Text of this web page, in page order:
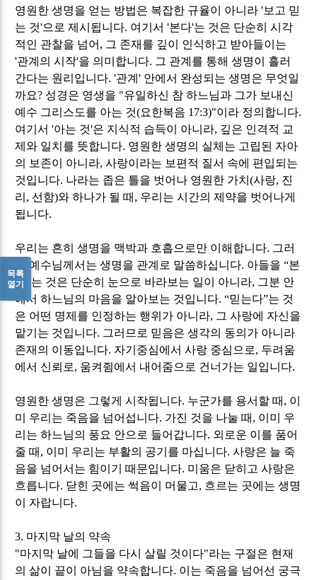
영원한 생명을 얻는 방법은 복잡한 규율이 아니라'보고 믿
는 것'으로 제시됩니다. 여기서'본다'는 것은 단순히 시각
적인 관찰을 넘어 , 그 존재를 깊이 인식하고 받아들이는
'관계의 시작'을 의미합니다. 그 관계를 통해 생명이 흘러
간다는 원리입니다. '관계' 안에서 완성되는 생명은 무엇일
까요? 성경은 영생을 "유일하신 참 하느님과 그가 보내신
예수 그리스도를 아는 것(요한복음 17:3)"이라 정의합니다.
여기서'아는 것'은 지식적 습득이 아니라, 깊은 인격적 교
제와 일치를 뜻합니다. 영원한 생명의 실체는 고립된 자아
의 보존이 아니라,사랑이라는 보편적 질서 속에 편입되는
것입니다. 나라는 좁은 틀을 벗어나 영원한 가치(사랑, 진
리 , 선함)와 하나가 될 때 , 우리는 시간의 제약을 벗어나게
됩니다.
우리는 흔히 생명을 맥박과 호흡으로만 이해합니다. 그러
나 예수님께서는 생명을 관계로 말씀하십니다. 아들을“본
다
는 것은 단순히 눈으로 바라보는 일이 아니라, 그분 안
에서 하느님의 마음을 알아보는 것입니다. “믿는다”는 것
은 어떤 명제를 인정하는 행위가 아니라, 그 사랑에 자신을
맡기는 것입니다. 그러므로 믿음은 생각의 동의가 아니라
존재의 이동입니다. 자기중심에서 사랑 중심으로, 두려움
에서 신뢰로, 움켜쥠에서 내어줌으로 건너가는 일입니다.
영원한 생명은 그렇게 시작됩니다. 누군가를 용서할 때 , 이
미 우리는 죽음을 넘어섭니다. 가진 것을 나눌 때 , 이미 우
리는 하느님의 풍요 안으로 들어갑니다. 외로운 이를 품어
줄 때 , 이미 우리는 부활의 공기를 마십니다.사랑은 늘 죽
음을 넘어서는 힘이기 때문입니다. 미움은 닫히고 사랑은
흐릅니다. 닫힌 곳에는 썩음이 머물고, 흐르는 곳에는 생명
이 자랍니다.
3. 마지막 날의 약속
"마지막 날에 그들을 다시 살릴 것이다"라는 구절은 현재
의 삶이 끝이 아님을 약속합니다. 이는 죽음을 넘어선 궁극
목록
열기